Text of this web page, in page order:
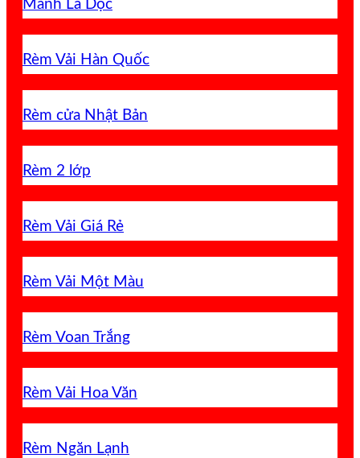
Mành Lá Dọc
Rèm Vải Hàn Quốc
Rèm cửa Nhật Bản
Rèm 2 lớp
Rèm Vải Giá Rẻ
Rèm Vải Một Màu
Rèm Voan Trắng
Rèm Vải Hoa Văn
Rèm Ngăn Lạnh